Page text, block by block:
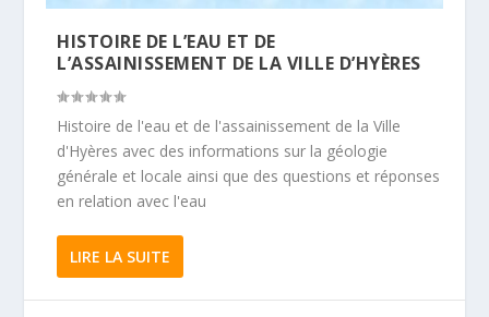
HISTOIRE DE L’EAU ET DE
L’ASSAINISSEMENT DE LA VILLE D’HYÈRES
Histoire de l'eau et de l'assainissement de la Ville
d'Hyères avec des informations sur la géologie
générale et locale ainsi que des questions et réponses
en relation avec l'eau
LIRE LA SUITE